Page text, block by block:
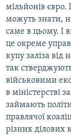
КРИМ РЕАЛІЇ
РУС
КТАТ
ДОЛУЧАЙСЯ!
мiльйонiв євро.
можуть знати,
саме в цьому. І
це окреме
купу залiза вiд
так
вiйськовими
в мiнiстерствi
займають
правлячої
рiзних дiлових